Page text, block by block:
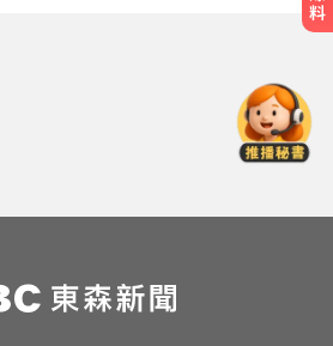
」首度現形 3D神經網震
潮來了！ 14檔「配息率
次看